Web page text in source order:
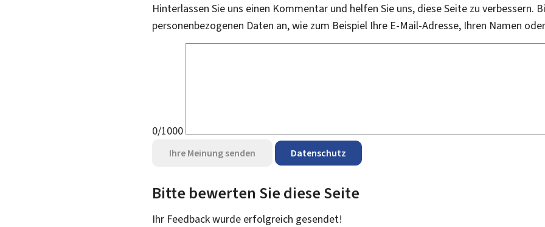
Hinterlassen Sie uns einen Kommentar und helfen Sie uns, diese Seite zu verbessern.
personenbezogenen Daten an, wie zum Beispiel Ihre E-Mail-Adresse, Ihren Namen
0/1000
Ihre Meinung senden Datenschutz
Bitte bewerten Sie diese Seite
Ihr Feedback wurde erfolgreich gesendet!